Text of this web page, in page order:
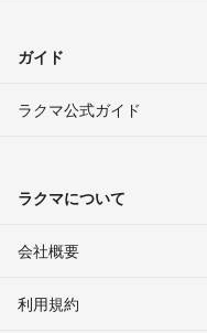
ガイド
ラクマ公式ガイド
ラクマについて
会社概要
利用規約